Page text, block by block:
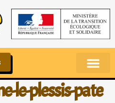
le-plessis-pate